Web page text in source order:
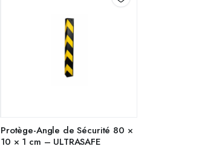
Protège-Angle de Sécurité 80 ×
10 × 1 cm – ULTRASAFE